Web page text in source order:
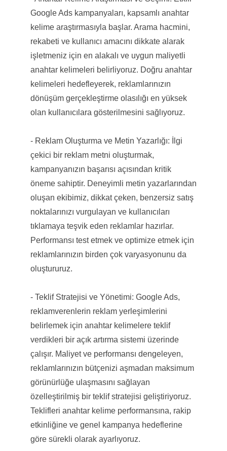
Google Ads kampanyaları, kapsamlı anahtar
kelime araştırmasıyla başlar. Arama hacmini,
rekabeti ve kullanıcı amacını dikkate alarak
işletmeniz için en alakalı ve uygun maliyetli
anahtar kelimeleri belirliyoruz. Doğru anahtar
kelimeleri hedefleyerek, reklamlarınızın
dönüşüm gerçekleştirme olasılığı en yüksek
olan kullanıcılara gösterilmesini sağlıyoruz.
- Reklam Oluşturma ve Metin Yazarlığı: İlgi
çekici bir reklam metni oluşturmak,
kampanyanızın başarısı açısından kritik
öneme sahiptir. Deneyimli metin yazarlarından
oluşan ekibimiz, dikkat çeken, benzersiz satış
noktalarınızı vurgulayan ve kullanıcıları
tıklamaya teşvik eden reklamlar hazırlar.
Performansı test etmek ve optimize etmek için
reklamlarınızın birden çok varyasyonunu da
oluştururuz.
- Teklif Stratejisi ve Yönetimi: Google Ads,
reklamverenlerin reklam yerleşimlerini
belirlemek için anahtar kelimelere teklif
verdikleri bir açık artırma sistemi üzerinde
çalışır. Maliyet ve performansı dengeleyen,
reklamlarınızın bütçenizi aşmadan maksimum
görünürlüğe ulaşmasını sağlayan
özelleştirilmiş bir teklif stratejisi geliştiriyoruz.
Teklifleri anahtar kelime performansına, rakip
etkinliğine ve genel kampanya hedeflerine
göre sürekli olarak ayarlıyoruz.